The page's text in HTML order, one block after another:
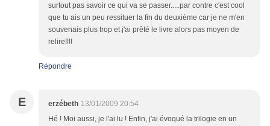
surtout pas savoir ce qui va se passer.....par contre c'est cool
que tu ais un peu ressituer la fin du deuxième car je ne m'en
souvenais plus trop et j'ai prêté le livre alors pas moyen de
relire!!!!
Répondre
E erzébeth 13/01/2009 20:54
Hé ! Moi aussi, je l'ai lu ! Enfin, j'ai évoqué la trilogie en un